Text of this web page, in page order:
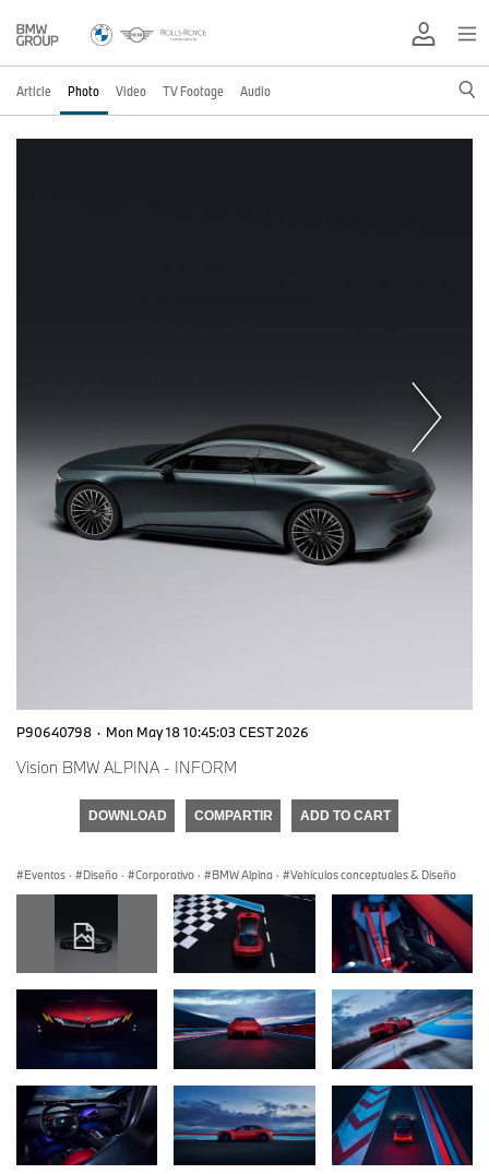
Article Photo Video TV Footage Audio
P90640798 · Mon May 18 10:45:03 CEST 2026
Vision BMW ALPINA - INFORM
DOWNLOAD COMPARTIR ADD TO CART
Eventos · Diseño · Corporativo · BMW Alpina · Vehículos conceptuales & Diseño